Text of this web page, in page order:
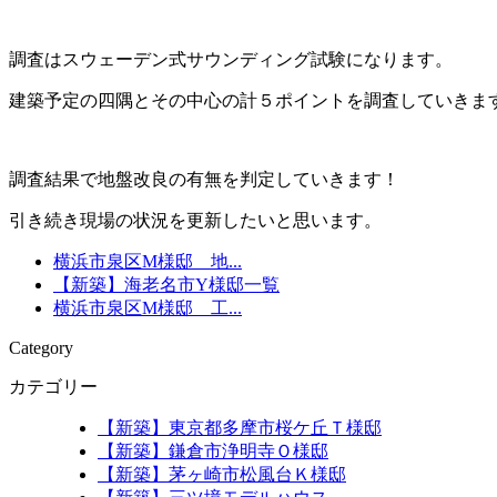
調査はスウェーデン式サウンディング試験になります。
建築予定の四隅とその中心の計５ポイントを調査していきま
調査結果で地盤改良の有無を判定していきます！
引き続き現場の状況を更新したいと思います。
横浜市泉区M様邸 地...
【新築】海老名市Y様邸一覧
横浜市泉区M様邸 工...
Category
カテゴリー
【新築】東京都多摩市桜ケ丘Ｔ様邸
【新築】鎌倉市浄明寺Ｏ様邸
【新築】茅ヶ崎市松風台Ｋ様邸